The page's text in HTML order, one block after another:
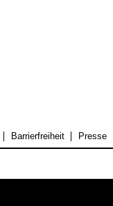
Barrierfreiheit Presse